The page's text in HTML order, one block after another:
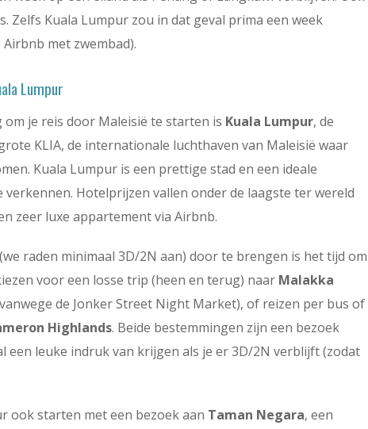
Zelfs Kuala Lumpur zou in dat geval prima een week
met zwembad).
Lumpur
je reis door Maleisië te starten is Kuala Lumpur, de
KLIA, de internationale luchthaven van Maleisië waar
Kuala Lumpur is een prettige stad en een ideale
Hotelprijzen vallen onder de laagste ter wereld
zeer luxe appartement via Airbnb.
raden minimaal 3D/2N aan) door te brengen is het tijd om
voor een losse trip (heen en terug) naar Malakka
de Jonker Street Night Market), of reizen per bus of
Highlands. Beide bestemmingen zijn een bezoek
een leuke indruk van krijgen als je er 3D/2N verblijft (zodat
ook starten met een bezoek aan Taman Negara, een